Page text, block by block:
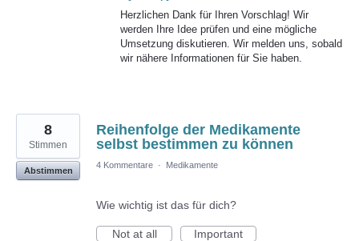
Herzlichen Dank für Ihren Vorschlag! Wir
werden Ihre Idee prüfen und eine mögliche
Umsetzung diskutieren. Wir melden uns, sobald
wir nähere Informationen für Sie haben.
Reihenfolge der Medikamente
selbst bestimmen zu können
8
Stimmen
Abstimmen
4 Kommentare · Medikamente
Wie wichtig ist das für dich?
Not at all
Important